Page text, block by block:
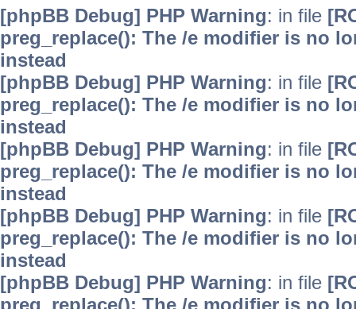
[phpBB Debug] PHP Warning: in file
preg_replace(): The /e modifier is no
instead
[phpBB Debug] PHP Warning: in file
preg_replace(): The /e modifier is no
instead
[phpBB Debug] PHP Warning: in file
preg_replace(): The /e modifier is no
instead
[phpBB Debug] PHP Warning: in file
preg_replace(): The /e modifier is no
instead
[phpBB Debug] PHP Warning: in file
preg_replace(): The /e modifier is no